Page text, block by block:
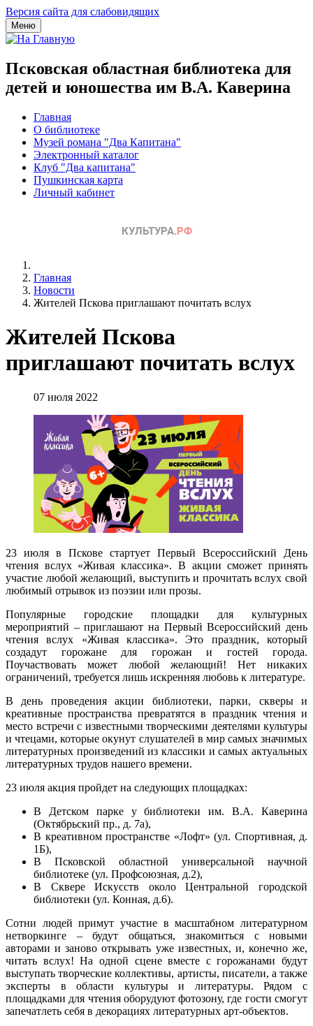
Версия сайта для слабовидящих
Меню
Псковская областная библиотека для
детей и юношества им В.А. Каверина
Главная
О библиотеке
Музей романа "Два Капитана"
Электронный каталог
Клуб "Два капитана"
Пушкинская карта
Личный кабинет
Главная
Новости
Жителей Пскова приглашают почитать вслух
Жителей Пскова
приглашают почитать вслух
07 июля 2022
23 июля в Пскове стартует Первый Всероссийский День
чтения вслух «Живая классика». В акции сможет принять
участие любой желающий, выступить и прочитать вслух свой
любимый отрывок из поэзии или прозы.
Популярные городские площадки для культурных
мероприятий – приглашают на Первый Всероссийский день
чтения вслух «Живая классика». Это праздник, который
создадут горожане для горожан и гостей города.
Поучаствовать может любой желающий! Нет никаких
ограничений, требуется лишь искренняя любовь к литературе.
В день проведения акции библиотеки, парки, скверы и
креативные пространства превратятся в праздник чтения и
место встречи с известными творческими деятелями культуры
и чтецами, которые окунут слушателей в мир самых значимых
литературных произведений из классики и самых актуальных
литературных трудов нашего времени.
23 июля акция пройдет на следующих площадках:
В Детском парке у библиотеки им. В.А. Каверина
(Октябрьский пр., д. 7а),
В креативном пространстве «Лофт» (ул. Спортивная, д.
1Б),
В Псковской областной универсальной научной
библиотеке (ул. Профсоюзная, д.2),
В Сквере Искусств около Центральной городской
библиотеки (ул. Конная, д.6).
Сотни людей примут участие в масштабном литературном
нетворкинге – будут общаться, знакомиться с новыми
авторами и заново открывать уже известных, и, конечно же,
читать вслух! На одной сцене вместе с горожанами будут
выступать творческие коллективы, артисты, писатели, а также
эксперты в области культуры и литературы. Рядом с
площадками для чтения оборудуют фотозону, где гости смогут
запечатлеть себя в декорациях литературных арт-объектов.